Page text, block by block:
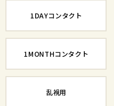
1DAYコンタクト
1MONTHコンタクト
乱視用